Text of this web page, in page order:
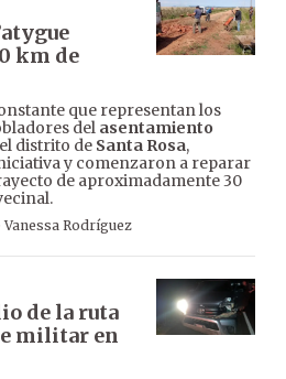
km de
que representan los
del asentamiento
distrito de Santa Rosa,
y comenzaron a reparar
de aproximadamente 30
Vanessa Rodríguez
de la ruta
militar en